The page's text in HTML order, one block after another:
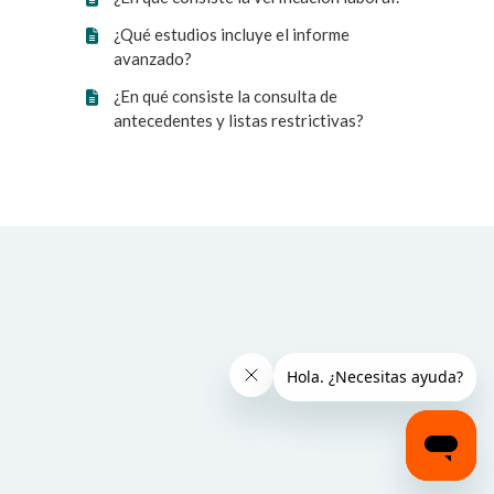
¿Qué estudios incluye el informe
avanzado?
¿En qué consiste la consulta de
antecedentes y listas restrictivas?